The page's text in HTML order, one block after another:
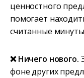
ценностного
помогает
считанные
❌ Ничего нового.
фоне других